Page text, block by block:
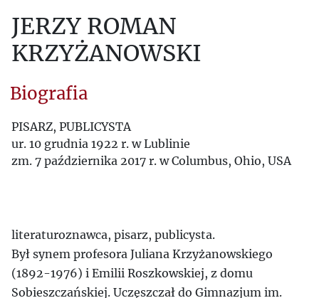
JERZY ROMAN
KRZYŻANOWSKI
Biografia
PISARZ, PUBLICYSTA
ur. 10 grudnia 1922 r. w Lublinie
zm. 7 października 2017 r. w Columbus, Ohio, USA
literaturoznawca, pisarz, publicysta.
Był synem profesora Juliana Krzyżanowskiego
(1892-1976) i Emilii Roszkowskiej, z domu
Sobieszczańskiej. Uczęszczał do Gimnazjum im.